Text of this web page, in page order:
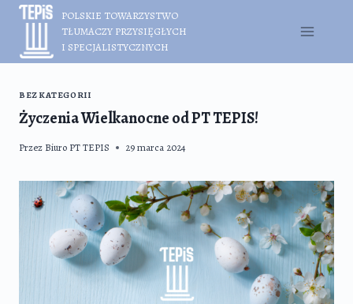
Przejdź
treści
POLSKIE TOWARZYSTWO
TŁUMACZY PRZYSIĘGŁYCH
I SPECJALISTYCZNYCH
BEZ KATEGORII
Życzenia Wielkanocne od PT TEPIS!
Przez Biuro PT TEPIS 29 marca 2024